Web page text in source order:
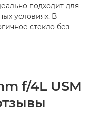
подходит для
условиях. В
стекло без
f/4L USM